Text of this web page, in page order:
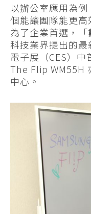
以辦公室應用為
個能讓團隊能更
為了企業首選，
科技業界提出的
電子展（CES）
The Flip WM55H
中心。